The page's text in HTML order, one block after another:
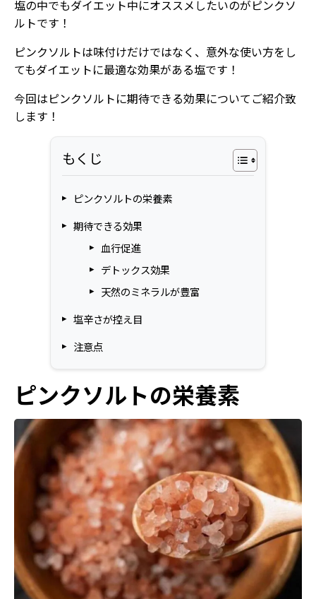
塩の中でもダイエット中にオススメしたいのがピンクソ
ルトです！
ピンクソルトは味付けだけではなく、意外な使い方をし
てもダイエットに最適な効果がある塩です！
今回はピンクソルトに期待できる効果についてご紹介致
します！
もくじ
ピンクソルトの栄養素
期待できる効果
血行促進
デトックス効果
天然のミネラルが豊富
塩辛さが控え目
注意点
ピンクソルトの栄養素